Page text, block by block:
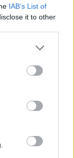
IAB’s List of
it to other